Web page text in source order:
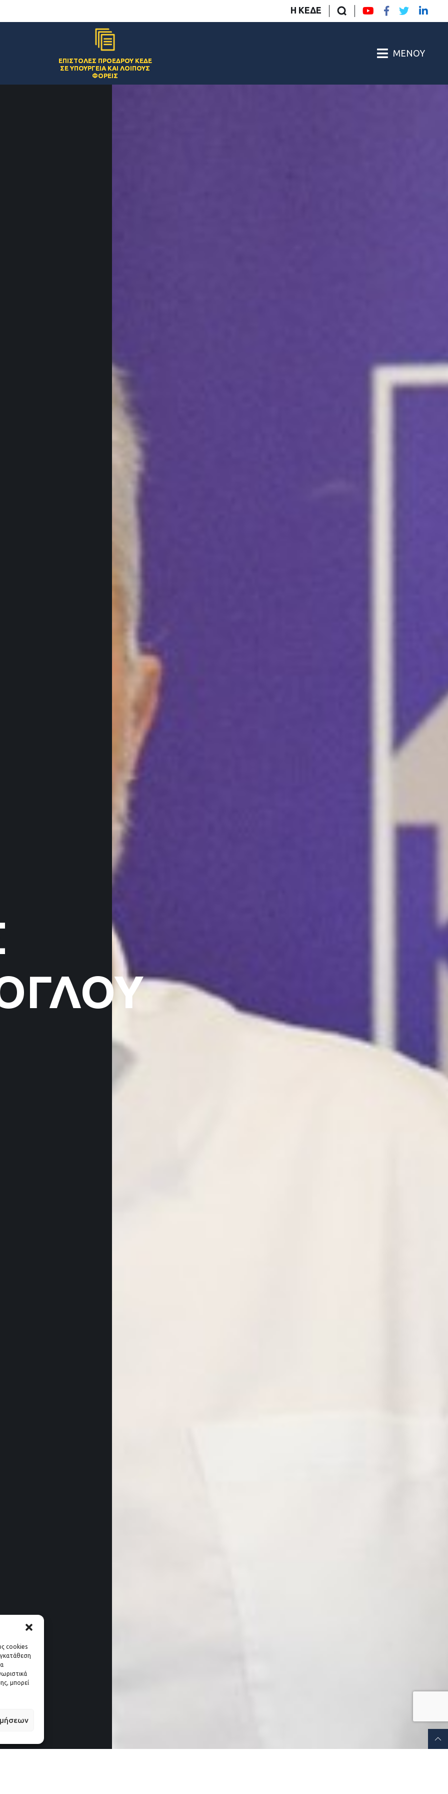
cookies
μπορεί
Η ΚΕΔΕ
ΕΠΙΣΤΟΛΈΣ ΠΡΟΈΔΡΟΥ ΚΕΔΕ
ΣΕ ΥΠΟΥΡΓΕΊΑ ΚΑΙ ΛΟΙΠΟΎΣ
ΦΟΡΕΊΣ
ΜΕΝΟΎ